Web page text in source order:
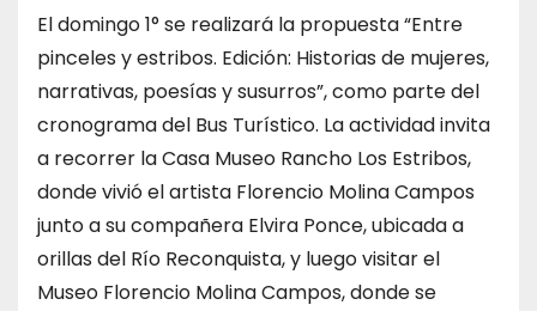
El domingo 1° se realizará la propuesta “Entre
pinceles y estribos. Edición: Historias de mujeres,
narrativas, poesías y susurros”, como parte del
cronograma del Bus Turístico. La actividad invita
a recorrer la Casa Museo Rancho Los Estribos,
donde vivió el artista Florencio Molina Campos
junto a su compañera Elvira Ponce, ubicada a
orillas del Río Reconquista, y luego visitar el
Museo Florencio Molina Campos, donde se